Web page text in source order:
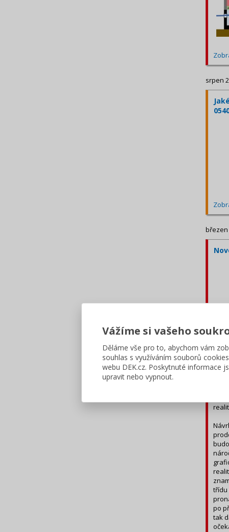
Vážíme si vašeho
Děláme vše pro to, abychom vám
souhlas s využíváním souborů
webu DEK.cz. Poskytnuté informace
upravit nebo vypnout.
srpen
březen
Dne
třídu
po
tak